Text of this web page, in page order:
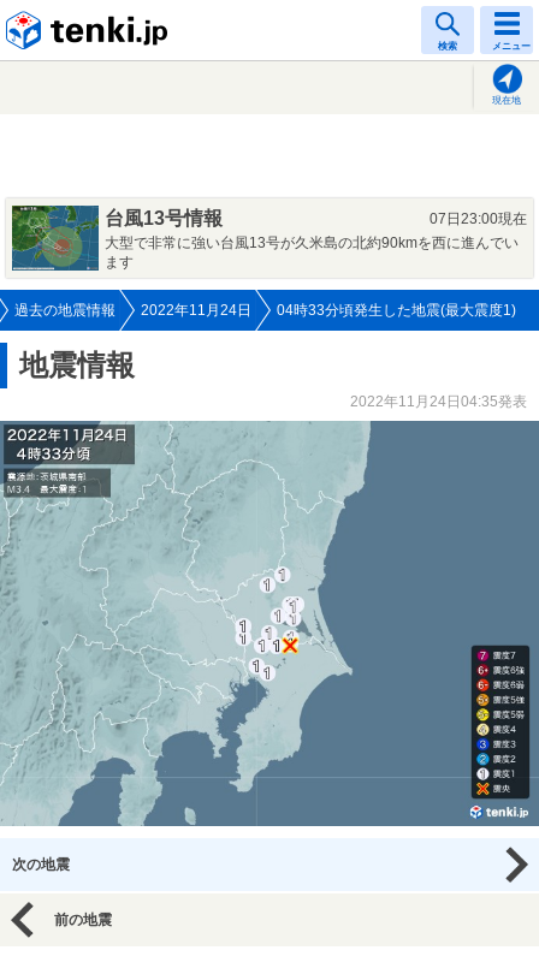
検索 メニュー
現在地
台風13号情報
07日23:00現在
大型で非常に強い台風13号が久米島の北約90kmを西に進んでい
ます
過去の地震情報 2022年11月24日 04時33分頃発生した地震(最大震度1)
地震情報
2022年11月24日04:35発表
次の地震
前の地震